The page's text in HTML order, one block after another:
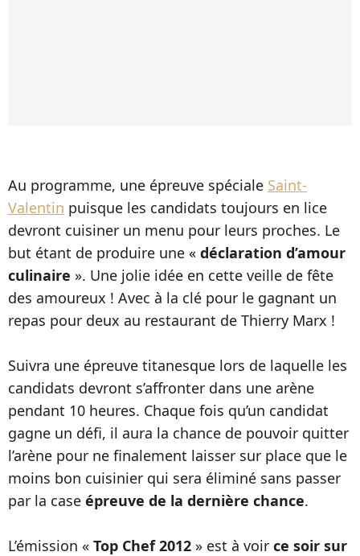
Au programme, une épreuve spéciale Saint-
Valentin puisque les candidats toujours en lice
devront cuisiner un menu pour leurs proches. Le
but étant de produire une « déclaration d’amour
culinaire ». Une jolie idée en cette veille de fête
des amoureux ! Avec à la clé pour le gagnant un
repas pour deux au restaurant de Thierry Marx !
Suivra une épreuve titanesque lors de laquelle les
candidats devront s’affronter dans une arène
pendant 10 heures. Chaque fois qu’un candidat
gagne un défi, il aura la chance de pouvoir quitter
l’arène pour ne finalement laisser sur place que le
moins bon cuisinier qui sera éliminé sans passer
par la case épreuve de la dernière chance.
L’émission « Top Chef 2012 » est à voir ce soir sur